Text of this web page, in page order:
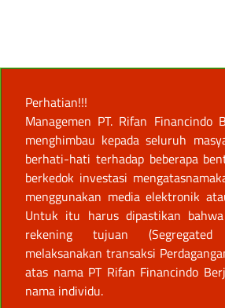
Perhatian!!!
Managemen PT. Rifan Financindo
menghimbau kepada seluruh
berhati-hati terhadap beberapa
berkedok investasi
menggunakan media elektronik
Untuk itu harus dipastikan
rekening tujuan
melaksanakan transaksi
atas nama PT Rifan Financindo
nama individu.